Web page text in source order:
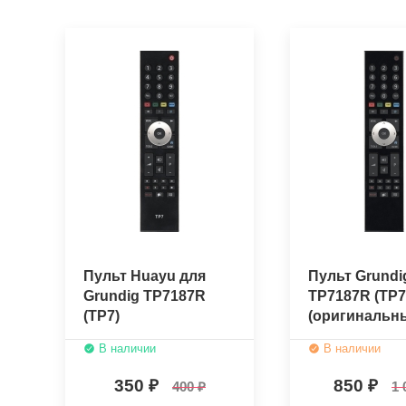
Пульт Huayu для
Grundig TP7187R
(TP7)
В наличии
350 400
Пульт
TP7187R
В наличии
850 1